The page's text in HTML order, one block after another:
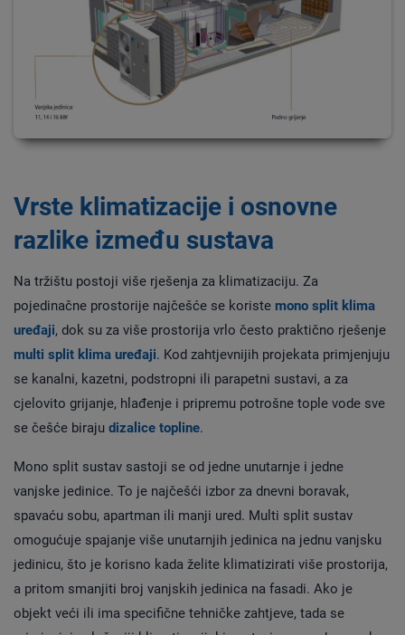
Vrste klimatizacije i osnovne
razlike između sustava
Na tržištu postoji više rješenja za klimatizaciju. Za
pojedinačne prostorije najčešće se koriste mono split klima
uređaji, dok su za više prostorija vrlo često praktično rješenje
multi split klima uređaji. Kod zahtjevnijih projekata primjenjuju
se kanalni, kazetni, podstropni ili parapetni sustavi, a za
cjelovito grijanje, hlađenje i pripremu potrošne tople vode sve
se češće biraju dizalice topline.
Mono split sustav sastoji se od jedne unutarnje i jedne
vanjske jedinice. To je najčešći izbor za dnevni boravak,
spavaću sobu, apartman ili manji ured. Multi split sustav
omogućuje spajanje više unutarnjih jedinica na jednu vanjsku
jedinicu, što je korisno kada želite klimatizirati više prostorija,
a pritom smanjiti broj vanjskih jedinica na fasadi. Ako je
objekt veći ili ima specifične tehničke zahtjeve, tada se